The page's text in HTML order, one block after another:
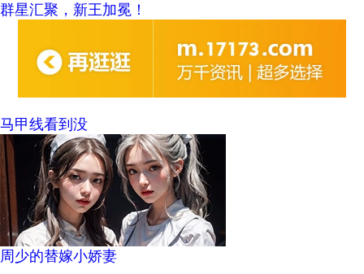
群星汇聚，新王加冕！
马甲线看到没
周少的替嫁小娇妻